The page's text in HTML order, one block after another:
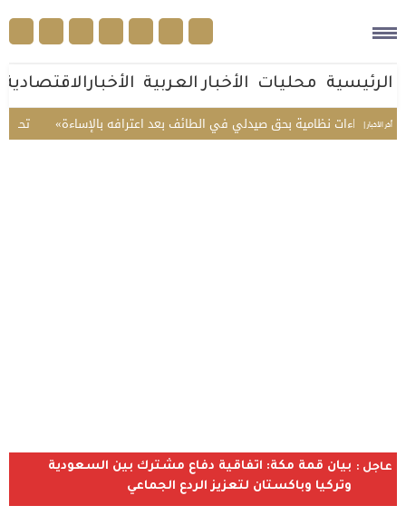
الرئيسية محليات الأخبار العربية الأخبارالاقتصادية
أخر الأخبار |
إجراءات نظامية بحق صيدلي في الطائف بعد اعترافه بالإساءة
عاجل : بيان قمة مكة: اتفاقية دفاع مشترك بين السعودية
وتركيا وباكستان لتعزيز الردع الجماعي